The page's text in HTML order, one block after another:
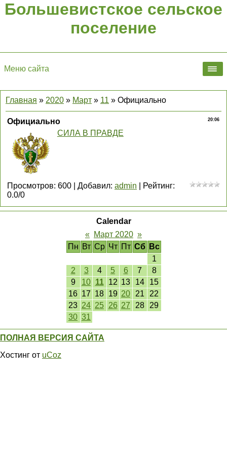
Большевистское сельское
поселение
Меню сайта
Главная » 2020 » Март » 11 » Официально
20:06
Официально
СИЛА В ПРАВДЕ
Просмотров: 600 Добавил: admin Рейтинг:
0.0/0
Calendar
« Март 2020 »
Пн Вт Ср Чт Пт Сб
Вс
1
2
3 4 5 6 7
8
9
10 11 12 13 14
15
16 17 18 19 20 21
22
23 24 25 26 27 28
29
30 31
ПОЛНАЯ ВЕРСИЯ САЙТА
Хостинг от uCoz